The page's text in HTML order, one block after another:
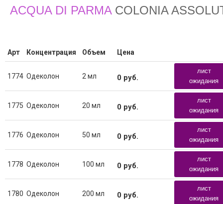
ACQUA DI PARMA COLONIA
Арт Концентрация Объем Цена
1774 Одеколон 2 мл 0 руб.
лист
ожидания
1775 Одеколон 20 мл 0 руб.
лист
ожидания
1776 Одеколон 50 мл 0 руб.
лист
ожидания
1778 Одеколон 100 мл 0 руб.
лист
ожидания
1780 Одеколон 200 мл 0 руб.
лист
ожидания